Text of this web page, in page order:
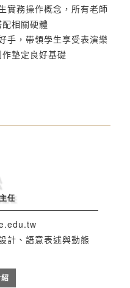
實務操作概念，所有老師
相關硬體
手，帶領學生享受表演樂
墊定良好基礎
任
計、語意表述與動態